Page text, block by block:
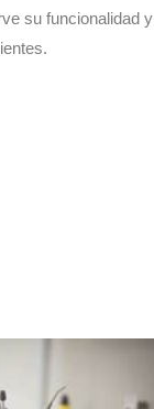
su funcionalidad y